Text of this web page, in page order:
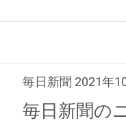
毎日新聞 2021年
毎日新聞の